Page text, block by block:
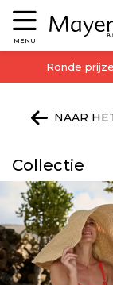
Menu
MENU
Ronde
NAAR
Collectie